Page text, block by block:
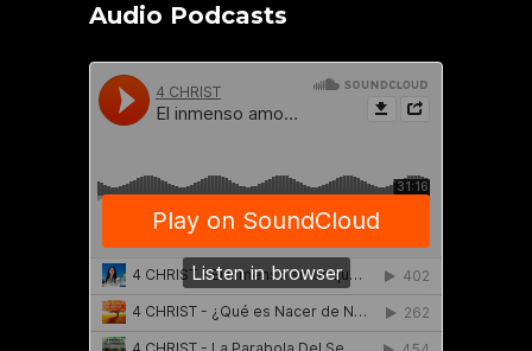
Audio Podcasts